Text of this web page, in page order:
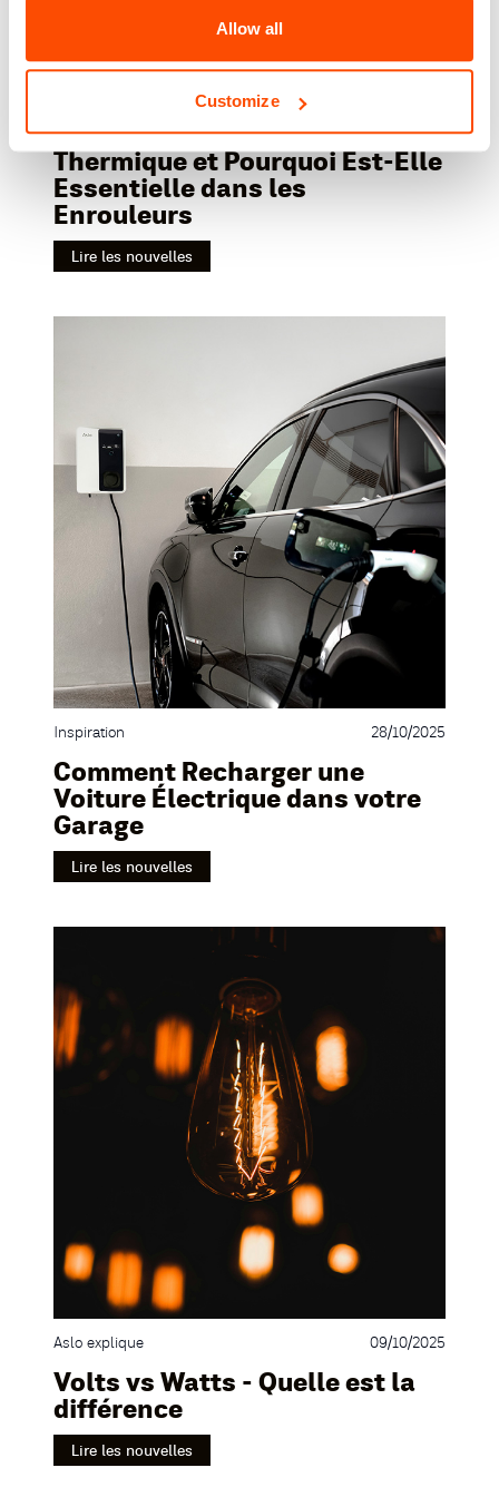
Allow all
Customize
Qu'est-ce que la Protection
Thermique et Pourquoi Est-Elle
Essentielle dans les
Enrouleurs
Lire les nouvelles
Inspiration 28/10/2025
Comment Recharger une
Voiture Électrique dans votre
Garage
Lire les nouvelles
Aslo explique 09/10/2025
Volts vs Watts - Quelle est la
différence
Lire les nouvelles